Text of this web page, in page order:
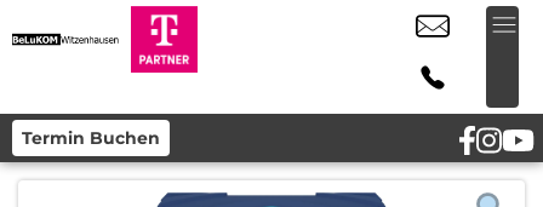
Termin Buchen